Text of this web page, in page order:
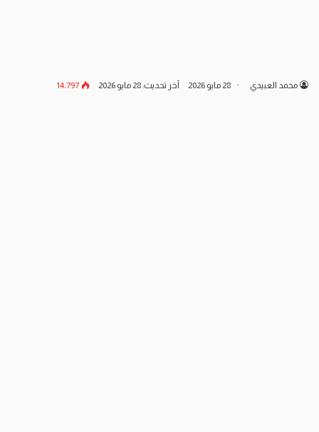
محمد العبيدي 28 مايو 2026 آخر تحديث: 28 مايو 2026 14٬797